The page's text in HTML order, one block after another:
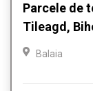
Parcele de
Tileagd,
Balaia